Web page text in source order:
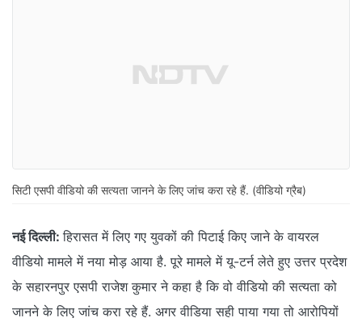
सिटी एसपी वीडियो की सत्यता जानने के लिए जांच करा रहे हैं. (वीडियो ग्रैब)
नई दिल्ली: हिरासत में लिए गए युवकों की पिटाई किए जाने के वायरल
वीडियो मामले में नया मोड़ आया है. पूरे मामले में यू-टर्न लेते हुए उत्तर प्रदेश
के सहारनपुर एसपी राजेश कुमार ने कहा है कि वो वीडियो की सत्यता को
जानने के लिए जांच करा रहे हैं. अगर वीडिया सही पाया गया तो आरोपियों